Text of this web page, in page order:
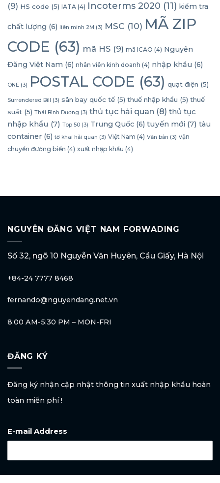
(9) HS code (5) IATA (4) Incoterms 2020 (11) kiểm tra
chất lượng (6) liên minh 2M (3) MSC (10) MÃ ZIP
CODE (63) mã HS (9) mã ICAO (4) Nguyên
Đăng Việt Nam (6) nhân viên kinh doanh (4) nhập khẩu (6)
ONE (3) POSTAL CODE (63) quạt điện (5)
Surrendered Bill (3) sân bay quốc tế (5) thuế nhập khẩu (5) thuế
suất (5) Thái Bình Dương (3) thủ tục hải quan (8) thủ tục
nhập khẩu (7) Top 50 (3) Trung Quốc (6) tuyến mới (7) tàu
container (6) tờ khai hải quan (3) Việt Nam (4) Văn bản (3) vận
chuyển đường biển (4) xuất nhập khẩu (4)
NGUYÊN ĐĂNG VIỆT NAM FORWADING
Số 32, ngõ 10 Nguyễn Văn Huyên, Cầu Giấy, Hà Nội
+84-24 7777 8468
fernando@nguyendang.net.vn
8:00 AM-5:30 PM – MON-FRI
ĐĂNG KÝ
Đăng ký nhận cập nhật thông tin xuất nhập khẩu hoàn
toàn miễn phí !
E-mail Address